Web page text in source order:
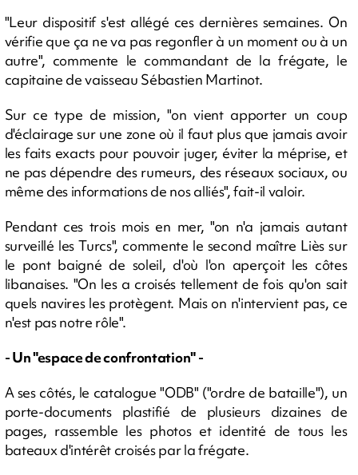
"Leur dispositif s'est allégé ces dernières semaines. On
vérifie que ça ne va pas regonfler à un moment ou à un
autre", commente le commandant de la frégate, le
capitaine de vaisseau Sébastien Martinot.
Sur ce type de mission, "on vient apporter un coup
d'éclairage sur une zone où il faut plus que jamais avoir
les faits exacts pour pouvoir juger, éviter la méprise, et
ne pas dépendre des rumeurs, des réseaux sociaux, ou
même des informations de nos alliés", fait-il valoir.
Pendant ces trois mois en mer, "on n'a jamais autant
surveillé les Turcs", commente le second maître Liès sur
le pont baigné de soleil, d'où l'on aperçoit les côtes
libanaises. "On les a croisés tellement de fois qu'on sait
quels navires les protègent. Mais on n'intervient pas, ce
n'est pas notre rôle".
- Un "espace de confrontation" -
A ses côtés, le catalogue "ODB" ("ordre de bataille"), un
porte-documents plastifié de plusieurs dizaines de
pages, rassemble les photos et identité de tous les
bateaux d'intérêt croisés par la frégate.